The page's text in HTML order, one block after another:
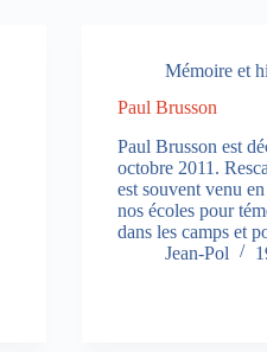
Mémoire et
Paul Brusson
Paul Brusson est
octobre 2011.
est souvent venu
nos écoles pour
dans les camps et
Jean-Pol